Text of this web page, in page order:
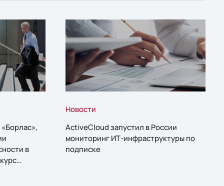
в
Новости
ActiveCloud запустил в России
мониторинг ИТ-инфраструктуры по
подписке